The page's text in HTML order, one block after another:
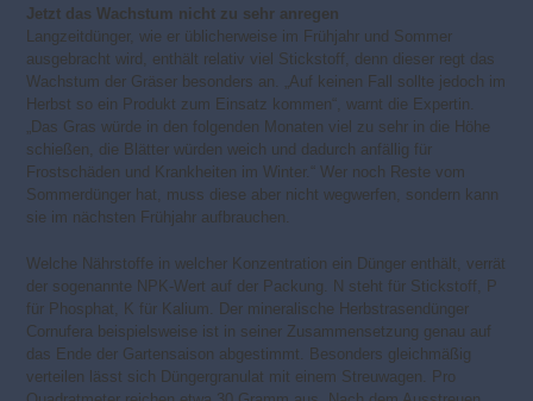
Jetzt das Wachstum nicht zu sehr anregen
Langzeitdünger, wie er üblicherweise im Frühjahr und Sommer
ausgebracht wird, enthält relativ viel Stickstoff, denn dieser regt das
Wachstum der Gräser besonders an. „Auf keinen Fall sollte jedoch im
Herbst so ein Produkt zum Einsatz kommen“, warnt die Expertin.
„Das Gras würde in den folgenden Monaten viel zu sehr in die Höhe
schießen, die Blätter würden weich und dadurch anfällig für
Frostschäden und Krankheiten im Winter.“ Wer noch Reste vom
Sommerdünger hat, muss diese aber nicht wegwerfen, sondern kann
sie im nächsten Frühjahr aufbrauchen.
Welche Nährstoffe in welcher Konzentration ein Dünger enthält, verrät
der sogenannte NPK-Wert auf der Packung. N steht für Stickstoff, P
für Phosphat, K für Kalium. Der mineralische Herbstrasendünger
Cornufera beispielsweise ist in seiner Zusammensetzung genau auf
das Ende der Gartensaison abgestimmt. Besonders gleichmäßig
verteilen lässt sich Düngergranulat mit einem Streuwagen. Pro